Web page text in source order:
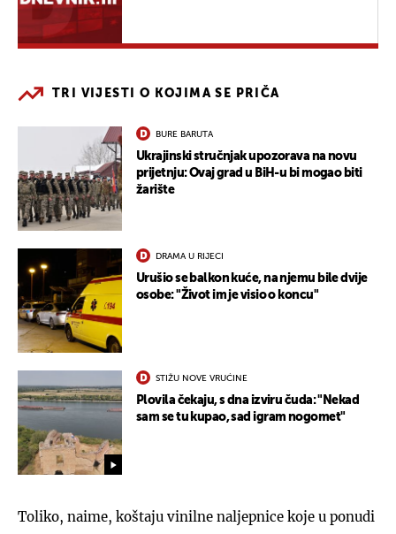
TRI VIJESTI O KOJIMA SE PRIČA
BURE BARUTA
Ukrajinski stručnjak upozorava na novu
prijetnju: Ovaj grad u BiH-u bi mogao biti
žarište
DRAMA U RIJECI
Urušio se balkon kuće, na njemu bile dvije
osobe: "Život im je visio o koncu"
STIŽU NOVE VRUĆINE
Plovila čekaju, s dna izviru čuda: "Nekad
sam se tu kupao, sad igram nogomet"
Toliko, naime, koštaju vinilne naljepnice koje u ponudi